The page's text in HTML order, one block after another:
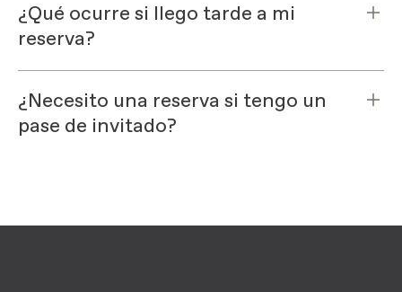
¿Qué ocurre si llego tarde a mi
reserva?
¿Necesito una reserva si tengo un
pase de invitado?